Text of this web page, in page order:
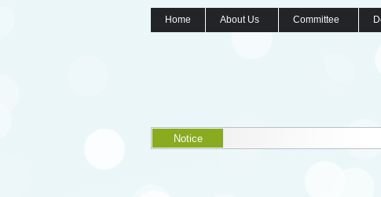
Home About Us Committee
Notice